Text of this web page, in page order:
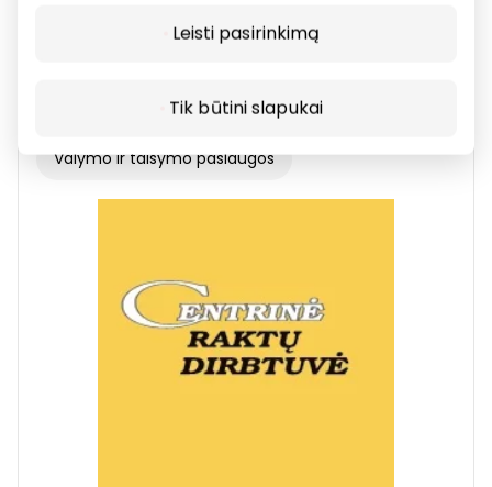
Leisti pasirinkimą
Tik būtini slapukai
Valymo ir taisymo paslaugos